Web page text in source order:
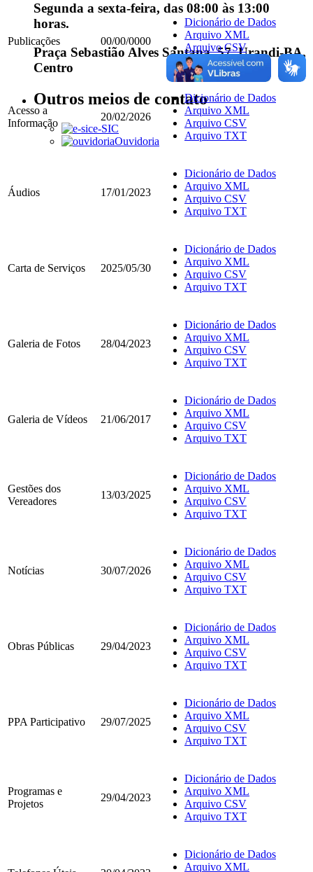
Segunda a sexta-feira, das 08:00 às 13:00
horas.
Praça Sebastião Alves Santana, 57, Urandi-BA,
Centro
Outros meios de contato
e-SIC
Ouvidoria
Publicações 00/00/0000
Dicionário de Dados
Arquivo XML
Arquivo CSV
Arquivo TXT
Acesso a
Informação
20/02/2026
Dicionário de Dados
Arquivo XML
Arquivo CSV
Arquivo TXT
Áudios 17/01/2023
Dicionário de Dados
Arquivo XML
Arquivo CSV
Arquivo TXT
Carta de Serviços 2025/05/30
Dicionário de Dados
Arquivo XML
Arquivo CSV
Arquivo TXT
Galeria de Fotos 28/04/2023
Dicionário de Dados
Arquivo XML
Arquivo CSV
Arquivo TXT
Galeria de Vídeos 21/06/2017
Dicionário de Dados
Arquivo XML
Arquivo CSV
Arquivo TXT
Gestões dos
Vereadores
13/03/2025
Dicionário de Dados
Arquivo XML
Arquivo CSV
Arquivo TXT
Notícias 30/07/2026
Dicionário de Dados
Arquivo XML
Arquivo CSV
Arquivo TXT
Obras Públicas 29/04/2023
Dicionário de Dados
Arquivo XML
Arquivo CSV
Arquivo TXT
PPA Participativo 29/07/2025
Dicionário de Dados
Arquivo XML
Arquivo CSV
Arquivo TXT
Programas e
Projetos
29/04/2023
Dicionário de Dados
Arquivo XML
Arquivo CSV
Arquivo TXT
Dicionário de Dados
Arquivo XML